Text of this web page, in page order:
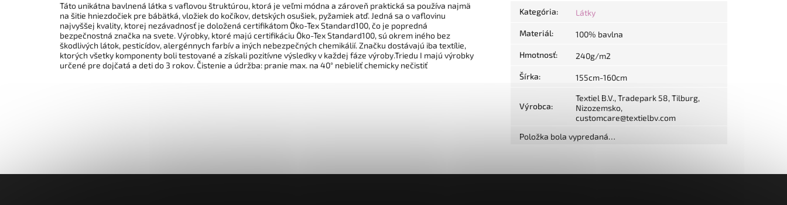
Táto unikátna bavlnená látka s vaflovou štruktúrou, ktorá je veľmi módna a zároveň praktická sa používa najmä
na šitie hniezdočiek pre bábätká, vložiek do kočíkov, detských osušiek, pyžamiek atď. Jedná sa o vaflovinu
najvyššej kvality, ktorej nezávadnosť je doložená certifikátom Öko-Tex Standard100, čo je popredná
bezpečnostná značka na svete. Výrobky, ktoré majú certifikáciu Öko-Tex Standard100, sú okrem iného bez
škodlivých látok, pesticídov, alergénnych farbív a iných nebezpečných chemikálií. Značku dostávajú iba textílie,
ktorých všetky komponenty boli testované a získali pozitívne výsledky v každej fáze výroby.Triedu I majú výrobky
určené pre dojčatá a deti do 3 rokov. Čistenie a údržba: pranie max. na 40° nebieliť chemicky nečistiť
Kategória: Látky
Materiál: 100% bavlna
Hmotnosť: 240g/m2
Šírka: 155cm-160cm
Výrobca:
Textiel B.V., Tradepark 58, Tilburg,
Nizozemsko,
customcare@textielbv.com
Položka bola vypredaná…